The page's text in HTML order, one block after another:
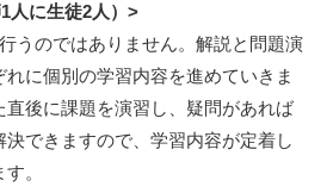
人に生徒2人）>
うのではありません。解説と問題演
に個別の学習内容を進めていきま
後に課題を演習し、疑問があれば
できますので、学習内容が定着し
。